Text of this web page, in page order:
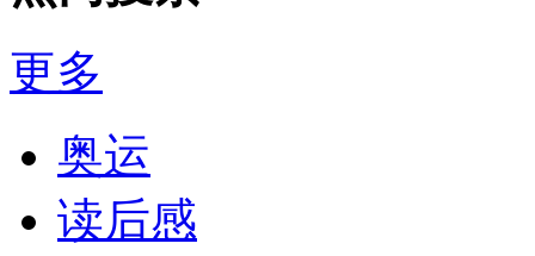
更多
奥运
读后感